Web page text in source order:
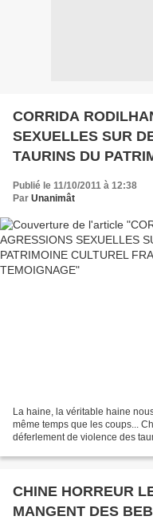
CORRIDA
SEXUELLES SUR
TAURINS DU
FRANCAIS SONT
TEMOIGNAGE
Publié le 11/10/2011 à 12:38
Par Unanimât
La haine, la véritable haine
même temps que les coups...
déferlement de violence des
CHINE HORREUR
MANGENT DES